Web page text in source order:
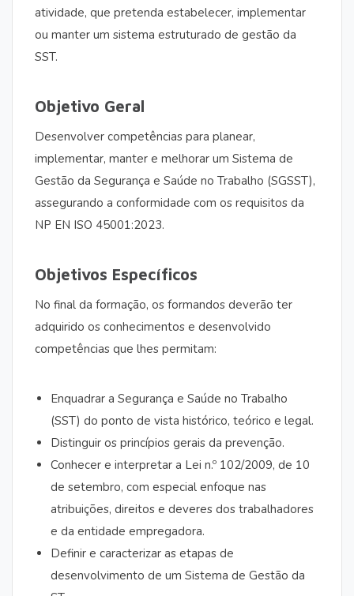
atividade, que pretenda estabelecer, implementar
ou manter um sistema estruturado de gestão da
SST.
Objetivo Geral
Desenvolver competências para planear,
implementar, manter e melhorar um Sistema de
Gestão da Segurança e Saúde no Trabalho (SGSST),
assegurando a conformidade com os requisitos da
NP EN ISO 45001:2023.
Objetivos Específicos
No final da formação, os formandos deverão ter
adquirido os conhecimentos e desenvolvido
competências que lhes permitam:
Enquadrar a Segurança e Saúde no Trabalho
(SST) do ponto de vista histórico, teórico e legal.
Distinguir os princípios gerais da prevenção.
Conhecer e interpretar a Lei n.º 102/2009, de 10
de setembro, com especial enfoque nas
atribuições, direitos e deveres dos trabalhadores
e da entidade empregadora.
Definir e caracterizar as etapas de
desenvolvimento de um Sistema de Gestão da